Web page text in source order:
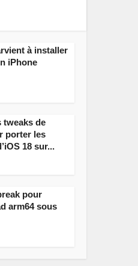
à installer
iPhone
tweaks de
porter les
18 sur...
pour
arm64 sous